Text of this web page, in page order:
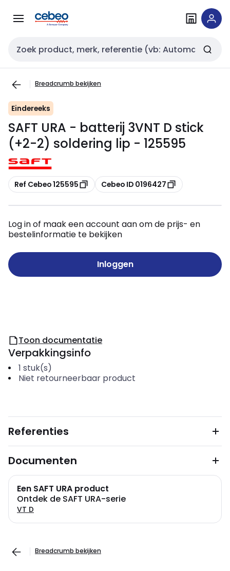
naar
naar
Zoekveld invoer
Breadcrumb bekijken
Eindereeks
SAFT URA - batterij 3VNT D stick
(+2-2) soldering lip - 125595
Kopiëren
Ref Cebeo 125595 Kopiëren
Cebeo ID 0196427
Log in of maak een account aan om de prijs- en
bestelinformatie te bekijken
Inloggen
Toon documentatie
Verpakkingsinfo
1 stuk(s)
Niet retourneerbaar product
Referenties
Documenten
Een SAFT URA product
Ontdek de SAFT URA-serie
VT D
Breadcrumb bekijken